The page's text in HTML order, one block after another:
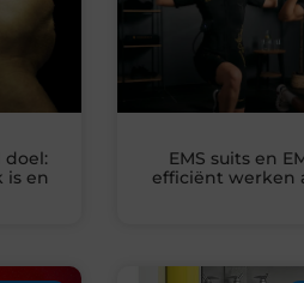
doel:
is en
EMS suits en
efficiënt werken